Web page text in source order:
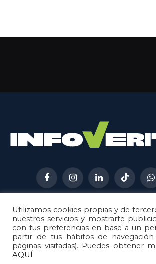
FacebookInstagramLinkedInTikTok
AVISO LEGAL
POLÍTICA DE COOKIES
POLÍTICA DE
Utilizamos cookies propias y de
nuestros servicios y mostrarte
con tus preferencias en base a un
partir de tus hábitos de
páginas visitadas). Puedes obtener
AQUÍ